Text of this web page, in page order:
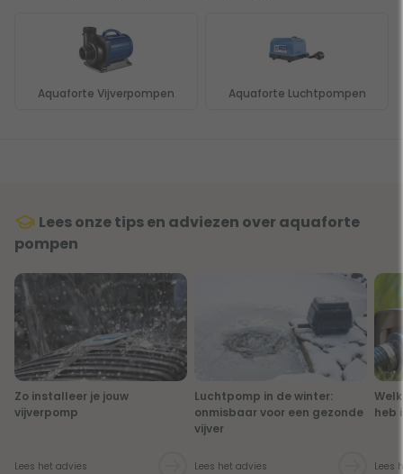
Aquaforte Vijverpompen Aquaforte Luchtpompen
Lees onze tips en adviezen over aquaforte
pompen
Zo installeer je jouw
vijverpomp
Lees het advies
Luchtpomp in de winter:
onmisbaar voor een gezonde
vijver
Lees het advies
heb
Lees